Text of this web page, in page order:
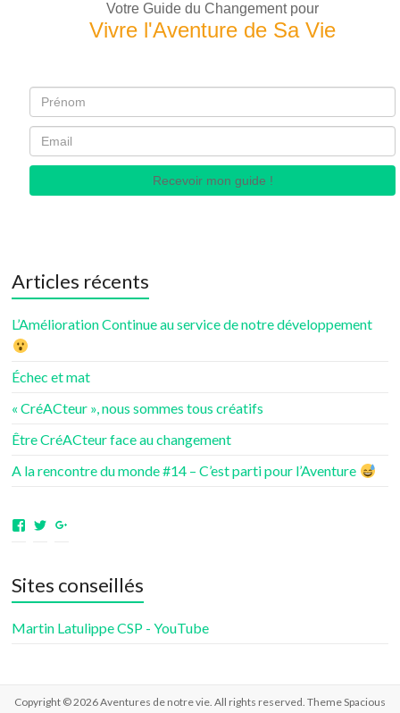
Votre Guide du Changement pour
Vivre l'Aventure de Sa Vie
Recevoir mon guide !
Articles récents
L’Amélioration Continue au service de notre développement
Échec et mat
« CréACteur », nous sommes tous créatifs
Être CréACteur face au changement
A la rencontre du monde #14 – C’est parti pour l’Aventure
Voir
aventuresdenotrevie
sur
Voir
Samsenie
sur
samsenie
sur
Sites conseillés
Martin Latulippe CSP - YouTube
Copyright © 2026Aventures de notre vie. All rights reserved. ThemeSpacious